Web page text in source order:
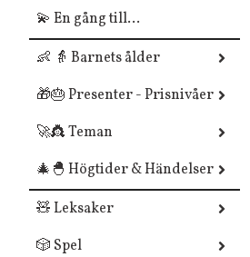
💫 En gång till...
👶 👵 Barnets ålder
🎁🎂 Presenter - Prisnivåer
🚀👸 Teman
🎄🐣 Högtider & Händelser
🧸 Leksaker
🎲 Spel